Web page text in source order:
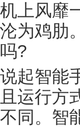
机上风靡
沦为鸡肋
吗?
说起智能
且运行方
不同。智